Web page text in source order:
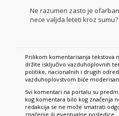
Ne razumen zasto je
nece valjda leteti kroz sumu?
Prilikom komentarisanja tekstova
držite isključivo vazduhoplovnih
politike, nacionalnih i drugih
vazduhoplovstvom biće
Svi komentari na portalu su
kog komentara bilo kog značenja
redakcija se ne može smatrati
značenje ili eventualne posledice.